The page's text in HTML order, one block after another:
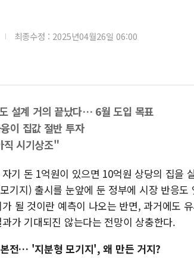
최종수정 : 2025년04월26일 06:00
설계 거의 끝났다… 6월 도입 목표
이 집값 절반 투자
시기상조"
기 돈 1억원이 있으면 10억원 상당의 집을
기지) 출시를 눈앞에 둔 정부에 시장 반응도
될 것이란 예측이 나오는 반면, 과거에도
가 기대되진 않는다는 전망이 상충한다.
전… '지분형 모기지', 왜 만든 거지?